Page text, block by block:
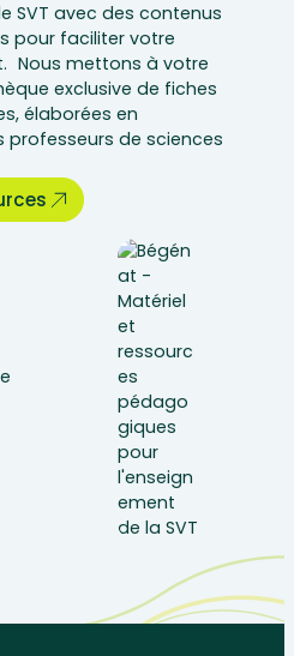
SVT avec des contenus
pour faciliter votre
Nous mettons à votre
exclusive de fiches
élaborées en
de sciences